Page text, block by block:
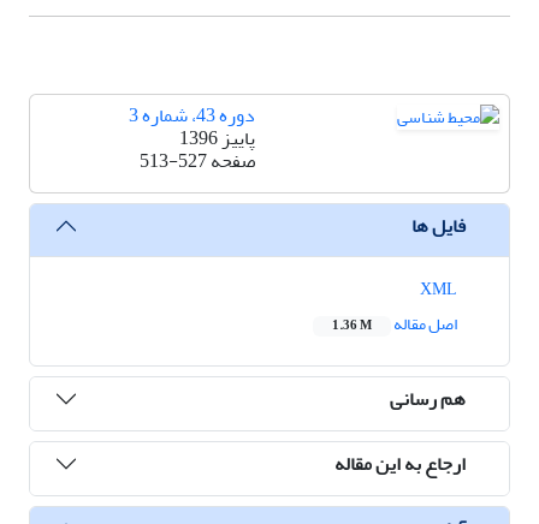
دوره 43، شماره 3
پاییز 1396
صفحه513-527
فایل ها
اصل مقاله
1.36 M
هم رسانی
ارجاع به این مقاله